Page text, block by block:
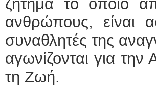
ζήτημα το οποίο
ανθρώπους, είναι
συναθλητές της
αγωνίζονται για την
τη Ζωή.